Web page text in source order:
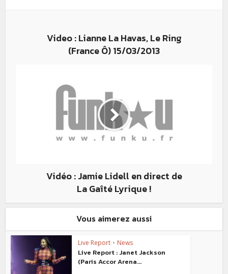
Video : Lianne La Havas, Le Ring
(France Ô) 15/03/2013
Vidéo : Jamie Lidell en direct de
La Gaîté Lyrique !
Vous aimerez aussi
Live Report • News
Live Report : Janet Jackson
(Paris Accor Arena...